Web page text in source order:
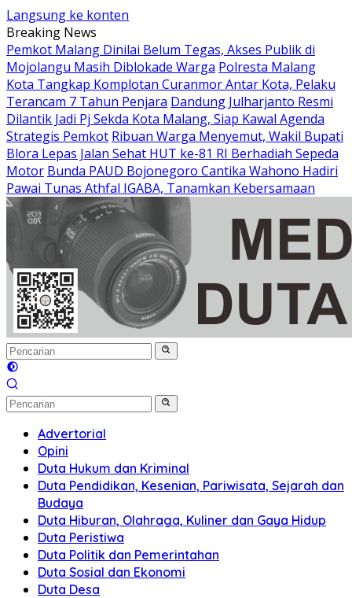
Langsung ke konten
Breaking News
Pemkot Malang Dinilai Belum Tegas, Akses Publik di
Mojolangu Masih Diblokade Warga Polresta Malang
Kota Tangkap Komplotan Curanmor Antar Kota, Pelaku
Terancam 7 Tahun Penjara Dandung Julharjanto Resmi
Dilantik Jadi Pj Sekda Kota Malang, Siap Kawal Agenda
Strategis Pemkot Ribuan Warga Menyemut, Wakil Bupati
Blora Lepas Jalan Sehat HUT ke-81 RI Berhadiah Sepeda
Motor Bunda PAUD Bojonegoro Cantika Wahono Hadiri
Pawai Tunas Athfal IGABA, Tanamkan Kebersamaan
Advertorial
Opini
Duta Hukum dan Kriminal
Duta Pendidikan, Kesenian, Pariwisata, Sejarah dan
Budaya
Duta Hiburan, Olahraga, Kuliner dan Gaya Hidup
Duta Peristiwa
Duta Politik dan Pemerintahan
Duta Sosial dan Ekonomi
Duta Desa